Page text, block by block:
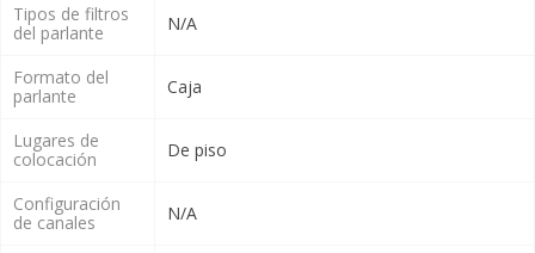
Tipos de filtros
del parlante
N/A
Formato del
parlante
Caja
Lugares de
colocación
De piso
Configuración
de canales
N/A